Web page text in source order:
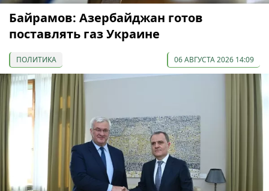
Байрамов: Азербайджан готов
поставлять газ Украине
ПОЛИТИКА 06 АВГУСТА 2026 14:09